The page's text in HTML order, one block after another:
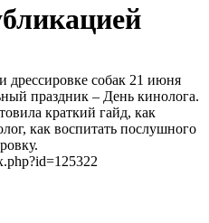
собак 21 июня
праздник – День кинолога.
краткий гайд, как
как воспитать послушного